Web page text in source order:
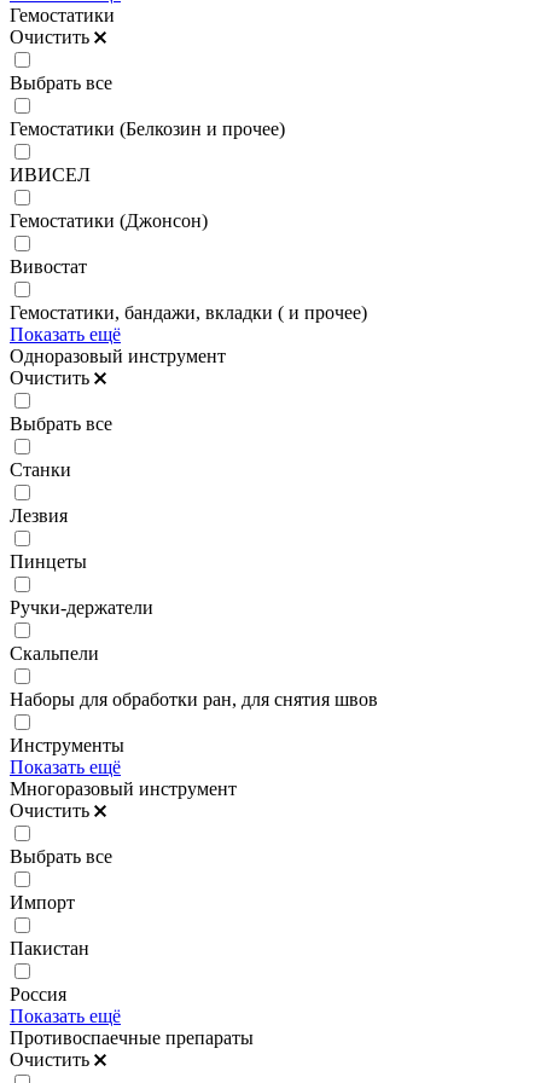
Гемостатики
Очистить
Выбрать все
Гемостатики (Белкозин и прочее)
ИВИСЕЛ
Гемостатики (Джонсон)
Вивостат
Гемостатики, бандажи, вкладки ( и прочее)
Показать ещё
Одноразовый инструмент
Очистить
Выбрать все
Станки
Лезвия
Пинцеты
Ручки-держатели
Скальпели
Наборы для обработки ран, для снятия швов
Инструменты
Показать ещё
Многоразовый инструмент
Очистить
Выбрать все
Импорт
Пакистан
Россия
Показать ещё
Противоспаечные препараты
Очистить